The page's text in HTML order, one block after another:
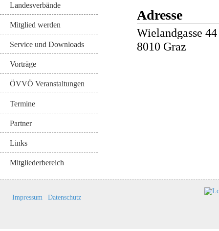
Landesverbände
Mitglied werden
Service und Downloads
Vorträge
ÖVVÖ Veranstaltungen
Termine
Partner
Links
Mitgliederbereich
Adresse
Wielandgasse 44
8010 Graz
Impressum Datenschutz